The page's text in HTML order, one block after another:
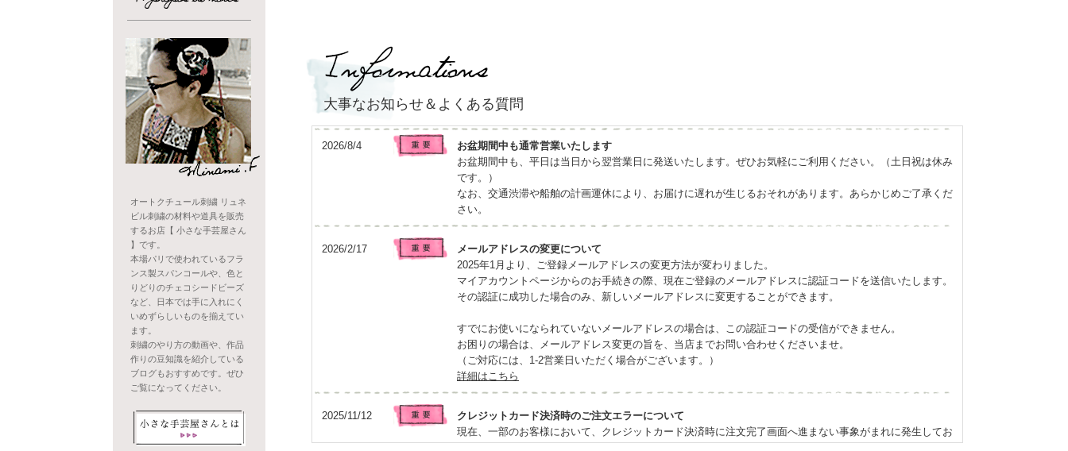
大事なお知らせ＆よくある質問
2026/8/4
お盆期間中も通常営業いたします
お盆期間中も、平日は当日から翌営業日に発送いたします。ぜひお気軽にご利用ください。（土日祝は休み
です。）
なお、交通渋滞や船舶の計画運休により、お届けに遅れが生じるおそれがあります。あらかじめご了承くだ
さい。
2026/2/17
メールアドレスの変更について
2025年1月より、ご登録メールアドレスの変更方法が変わりました。
マイアカウントページからのお手続きの際、現在ご登録のメールアドレスに認証コードを送信いたします。
その認証に成功した場合のみ、新しいメールアドレスに変更することができます。
すでにお使いになられていないメールアドレスの場合は、この認証コードの受信ができません。
お困りの場合は、メールアドレス変更の旨を、当店までお問い合わせくださいませ。
（ご対応には、1-2営業日いただく場合がございます。）
詳細はこちら
2025/11/12
クレジットカード決済時のご注文エラーについて
現在、一部のお客様において、クレジットカード決済時に注文完了画面へ進まない事象がまれに発生してお
オートクチュール刺繍 リュネ
ビル刺繍の材料や道具を販売
するお店【 小さな手芸屋さん
】です。
本場パリで使われているフラ
ンス製スパンコールや、色と
りどりのチェコシードビーズ
など、日本では手に入れにく
いめずらしいものを揃えてい
ます。
刺繍のやり方の動画や、作品
作りの豆知識を紹介している
ブログもおすすめです。ぜひ
ご覧になってください。